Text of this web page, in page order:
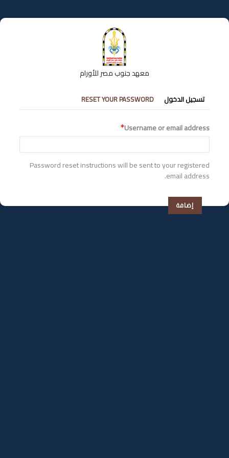
إلى
المحتوى
معهد جنوب مصر للأورام
التبويبات
الأساسية
تسجيل الدخول RESET YOUR PASSWORD
Username or email address
Password reset instructions will be sent to your registered
email address.